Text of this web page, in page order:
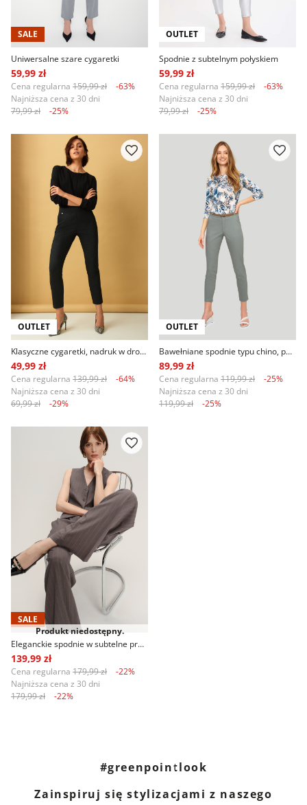
SALE
Uniwersalne szare cygaretki
59,99 zł
Cena regularna 159,99 zł
-63%
Najniższa cena z 30 dni
79,99 zł
-25%
OUTLET
Spodnie z subtelnym połyskiem
59,99 zł
Cena regularna 159,99 zł
-63%
Najniższa cena z 30 dni
79,99 zł
-25%
OUTLET
Klasyczne cygaretki, nadruk w drobną kratkę
49,99 zł
Cena regularna 139,99 zł
-64%
Najniższa cena z 30 dni
69,99 zł
-29%
OUTLET
Bawełniane spodnie typu chino, pasek z ekologicznej skóry
89,99 zł
Cena regularna 119,99 zł
-25%
Najniższa cena z 30 dni
119,99 zł
-25%
SALE
Produkt niedostępny.
Eleganckie spodnie w subtelne prążki
139,99 zł
Cena regularna 179,99 zł
-22%
Najniższa cena z 30 dni
179,99 zł
-22%
#greenpointlook
Zainspiruj się stylizacjami z naszego